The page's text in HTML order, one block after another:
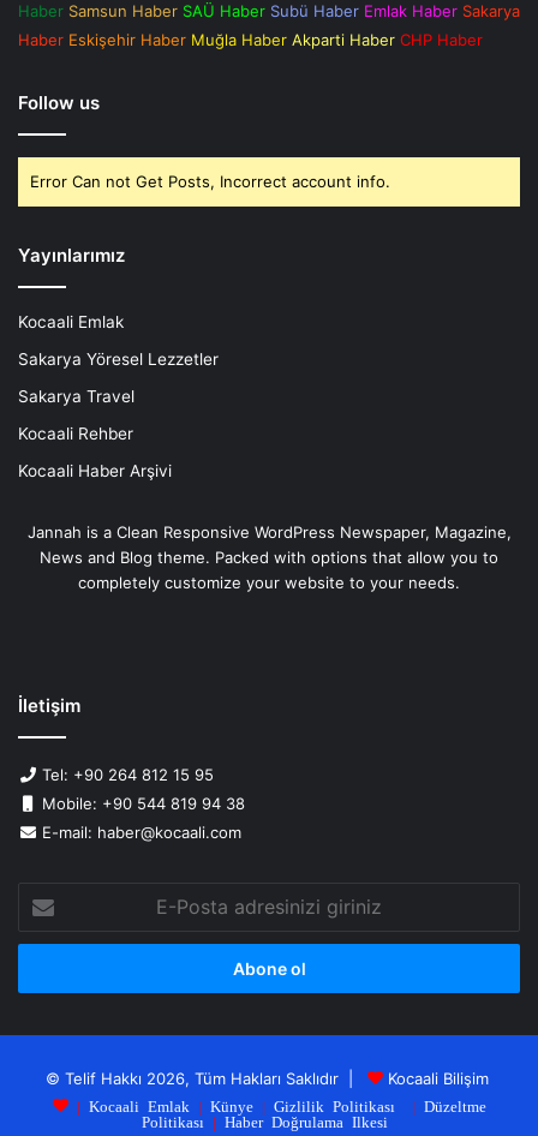
Haber Samsun Haber SAÜ Haber Subü Haber Emlak Haber Sakarya
Haber Eskişehir Haber Muğla Haber Akparti Haber CHP Haber
Follow us
Error Can not Get Posts, Incorrect account info.
Yayınlarımız
Kocaali Emlak
Sakarya Yöresel Lezzetler
Sakarya Travel
Kocaali Rehber
Kocaali Haber Arşivi
Jannah is a Clean Responsive WordPress Newspaper, Magazine,
News and Blog theme. Packed with options that allow you to
completely customize your website to your needs.
İletişim
Tel: +90 264 812 15 95
Mobile: +90 544 819 94 38
E-mail: haber@kocaali.com
Posta
adresinizi
© Telif Hakkı 2026, Tüm Hakları Saklıdır | Kocaali Bilişim
| Kocaali Emlak | Künye| Gizlilik Politikası | Düzeltme
Politikası | Haber Doğrulama Ilkesi